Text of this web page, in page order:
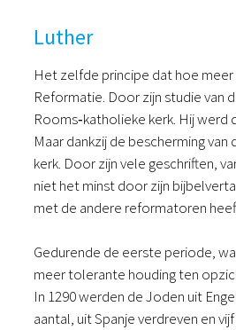
Luther
Het zelfde principe dat hoe
Reformatie. Door zijn studie van
Rooms‑katholieke kerk. Hij werd
Maar dankzij de bescherming
kerk. Door zijn vele geschriften,
niet het minst door zijn
met de andere reformatoren
Gedurende de eerste periode,
meer tolerante houding ten
In 1290 werden de Joden uit
aantal, uit Spanje verdreven en